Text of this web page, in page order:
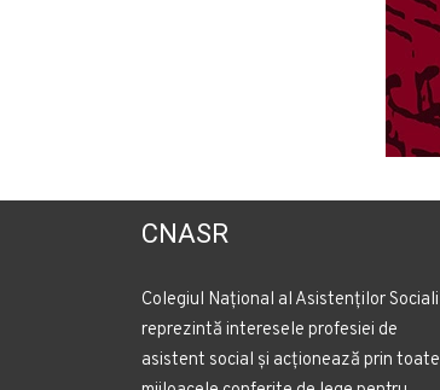
CNASR
Colegiul Național al Asistenților Sociali
reprezintă interesele profesiei de
asistent social și acționează prin toate